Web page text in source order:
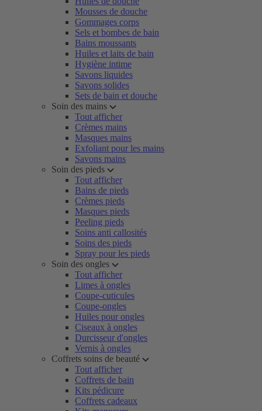
Mousses de douche
Gommages corps
Sels et bombes de bain
Bains moussants
Huiles et laits de bain
Hygiène intime
Savons liquides
Savons solides
Sets de bain et douche
Soin des mains
Tout afficher
Crèmes mains
Masques mains
Exfoliant pour les mains
Savons mains
Soin des pieds
Tout afficher
Bains de pieds
Crèmes pieds
Masques pieds
Peeling pieds
Soins anti callosités
Soins des pieds
Spray pour les pieds
Soin des ongles
Tout afficher
Limes à ongles
Coupe-cuticules
Coupe-ongles
Huiles pour ongles
Ciseaux à ongles
Durcisseur d'ongles
Vernis à ongles
Coffrets soins de beauté
Tout afficher
Coffrets de bain
Kits pédicure
Coffrets cadeaux